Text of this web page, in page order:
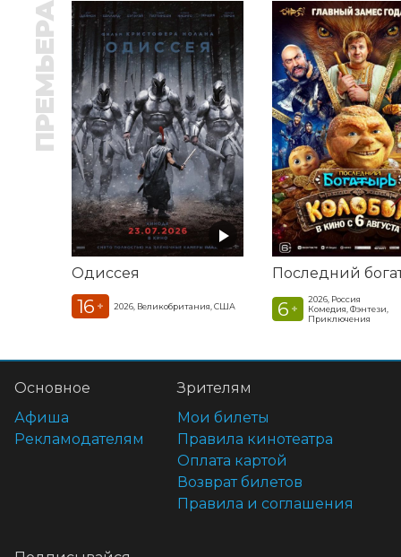
ПРЕМЬЕРА
Одиссея
16 + 2026, Великобритания, США 6 +
2026, Россия
Комедия, Фэнтези,
Приключения
Основное
Афиша
Рекламодателям
Зрителям
Мои билеты
Правила кинотеатра
Оплата картой
Возврат билетов
Правила и соглашения